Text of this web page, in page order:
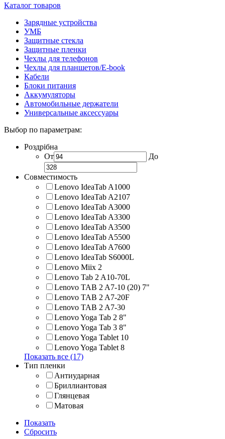
Каталог товаров
Зарядные устройства
УМБ
Защитные стекла
Защитные пленки
Чехлы для телефонов
Чехлы для планшетов/E-book
Кабели
Блоки питания
Аккумуляторы
Автомобильные держатели
Универсальные аксессуары
Выбор по параметрам:
Роздрібна
От
До
Совместимость
Lenovo IdeaTab A1000
Lenovo IdeaTab A2107
Lenovo IdeaTab A3000
Lenovo IdeaTab A3300
Lenovo IdeaTab A3500
Lenovo IdeaTab A5500
Lenovo IdeaTab A7600
Lenovo IdeaTab S6000L
Lenovo Miix 2
Lenovo Tab 2 A10-70L
Lenovo TAB 2 A7-10 (20) 7"
Lenovo TAB 2 A7-20F
Lenovo TAB 2 A7-30
Lenovo Yoga Tab 2 8"
Lenovo Yoga Tab 3 8"
Lenovo Yoga Tablet 10
Lenovo Yoga Tablet 8
Показать все (17)
Тип пленки
Антиударная
Бриллиантовая
Глянцевая
Матовая
Показать
Сбросить